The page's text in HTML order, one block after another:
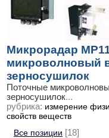
Микрорадар
микроволновый
зерносушилок
Поточные
зерносушилок...
рубрика: измерение
свойств веществ
Все позиции [18]